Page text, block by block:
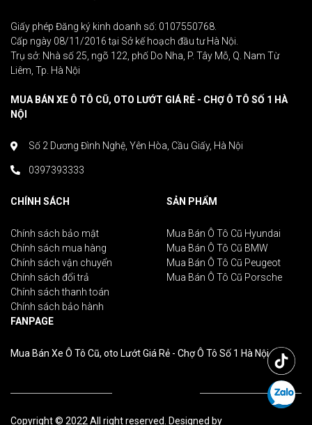
Giấy phép Đăng ký kinh doanh số: 0107550768.
Cấp ngày 08/11/2016 tại Sở kế hoạch đầu tư Hà Nội.
Trụ sở: Nhà số 25, ngõ 122, phố Do Nha, P. Tây Mỗ, Q. Nam Từ
Liêm, Tp. Hà Nội
MUA BÁN XE Ô TÔ CŨ, OTO LƯỚT GIÁ RẺ - CHỢ Ô TÔ SỐ 1 HÀ
NỘI
Số 2 Dương Đình Nghệ, Yên Hòa, Cầu Giấy, Hà Nội
0397393333
CHÍNH SÁCH
Chính sách bảo mật
Chính sách mua hàng
Chính sách vận chuyển
Chính sách đổi trả
Chính sách thanh toán
Chính sách bảo hành
SẢN PHẨM
Mua Bán Ô Tô Cũ Hyundai
Mua Bán Ô Tô Cũ BMW
Mua Bán Ô Tô Cũ Peugeot
Mua Bán Ô Tô Cũ Porsche
FANPAGE
Mua Bán Xe Ô Tô Cũ, oto Lướt Giá Rẻ - Chợ Ô Tô Số 1 Hà Nội
Copyright © 2022 All right reserved. Designed by